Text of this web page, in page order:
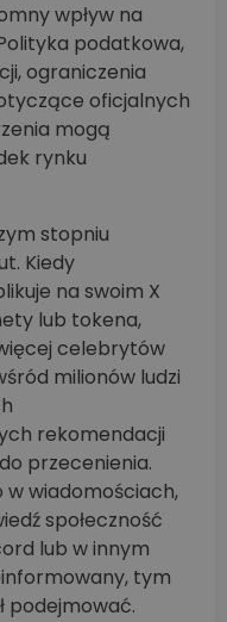
wpływ na
podatkowa,
ograniczenia
oficjalnych
mogą
rynku
stopniu
Kiedy
na swoim X
lub tokena,
celebrytów
milionów ludzi
rekomendacji
przecenienia.
w wiadomościach,
społeczność
lub w innym
tym
podejmować.